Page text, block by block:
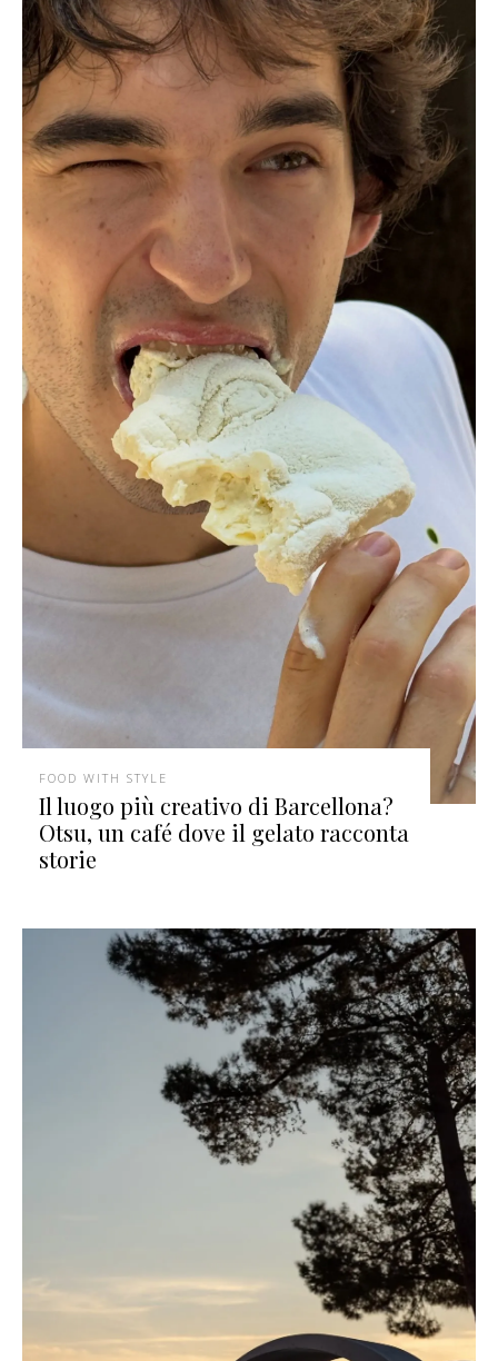
FOOD WITH STYLE
Il luogo più creativo di Barcellona?
Otsu, un café dove il gelato racconta
storie